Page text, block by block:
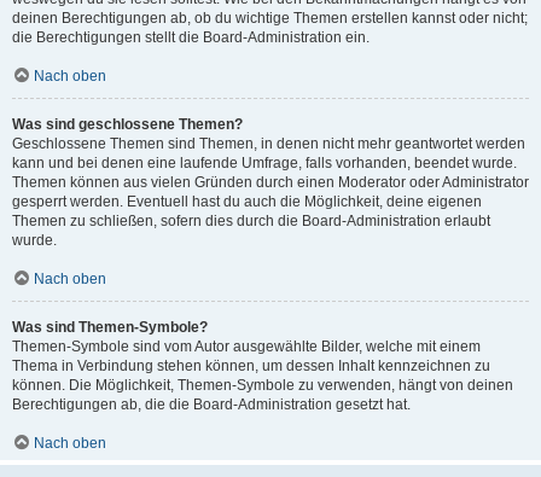
deinen Berechtigungen ab, ob du wichtige Themen erstellen kannst oder nicht;
die Berechtigungen stellt die Board-Administration ein.
Nach oben
Was sind geschlossene Themen?
Geschlossene Themen sind Themen, in denen nicht mehr geantwortet werden
kann und bei denen eine laufende Umfrage, falls vorhanden, beendet wurde.
Themen können aus vielen Gründen durch einen Moderator oder Administrator
gesperrt werden. Eventuell hast du auch die Möglichkeit, deine eigenen
Themen zu schließen, sofern dies durch die Board-Administration erlaubt
wurde.
Nach oben
Was sind Themen-Symbole?
Themen-Symbole sind vom Autor ausgewählte Bilder, welche mit einem
Thema in Verbindung stehen können, um dessen Inhalt kennzeichnen zu
können. Die Möglichkeit, Themen-Symbole zu verwenden, hängt von deinen
Berechtigungen ab, die die Board-Administration gesetzt hat.
Nach oben